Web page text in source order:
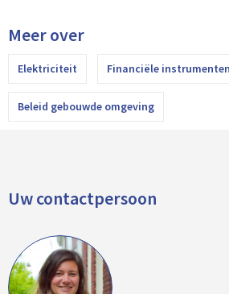
Meer over
Elektriciteit Financiële instrumenten
Beleid gebouwde omgeving
Uw contactpersoon